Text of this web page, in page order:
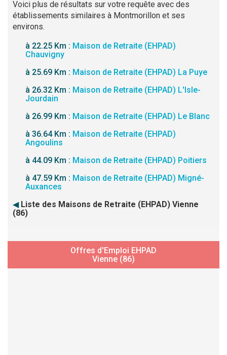
Voici plus de résultats sur votre requête avec des
établissements similaires à Montmorillon et ses
environs.
à 22.25 Km : Maison de Retraite (EHPAD)
Chauvigny
à 25.69 Km : Maison de Retraite (EHPAD) La Puye
à 26.32 Km : Maison de Retraite (EHPAD) L'Isle-
Jourdain
à 26.99 Km : Maison de Retraite (EHPAD) Le Blanc
à 36.64 Km : Maison de Retraite (EHPAD)
Angoulins
à 44.09 Km : Maison de Retraite (EHPAD) Poitiers
à 47.59 Km : Maison de Retraite (EHPAD) Migné-
Auxances
◀ Liste des Maisons de Retraite (EHPAD) Vienne
(86)
Offres d'Emploi EHPAD
Vienne (86)